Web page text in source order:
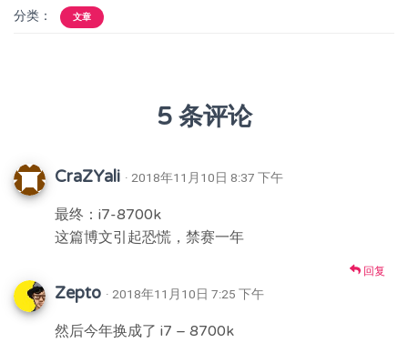
分类： 文章
5 条评论
CraZYali · 2018年11月10日 8:37 下午
最终：i7-8700k
这篇博文引起恐慌，禁赛一年
回复
Zepto · 2018年11月10日 7:25 下午
然后今年换成了 i7 – 8700k